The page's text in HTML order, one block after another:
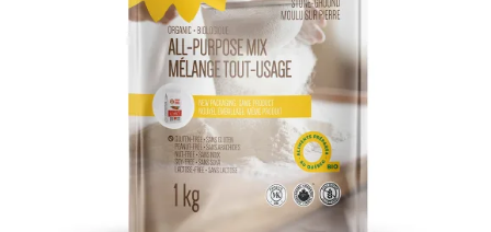
AJOUTER AU PANIER / DÉTAILS